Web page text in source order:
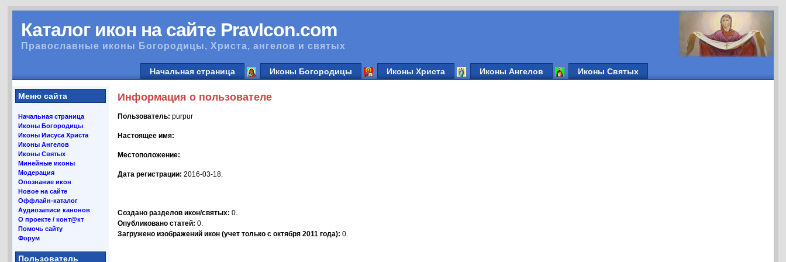
Каталог икон на сайте PravIcon.com
Православные иконы Богородицы, Христа, ангелов и святых
Начальная страница Иконы Богородицы Иконы Христа Иконы Ангелов Иконы Святых
Меню сайта
Начальная страница
Иконы Богородицы
Иконы Иисуса Христа
Иконы Ангелов
Иконы Святых
Минейные иконы
Модерация
Опознание икон
Новое на сайте
Оффлайн-каталог
Аудиозаписи канонов
О проекте / конт@кт
Помочь сайту
Форум
Пользователь
Информация о пользователе
Пользователь: purpur
Настоящее имя:
Местоположение:
Дата регистрации: 2016-03-18.
Создано разделов икон/святых: 0.
Опубликовано статей: 0.
Загружено изображений икон (учет только с октября 2011 года): 0.